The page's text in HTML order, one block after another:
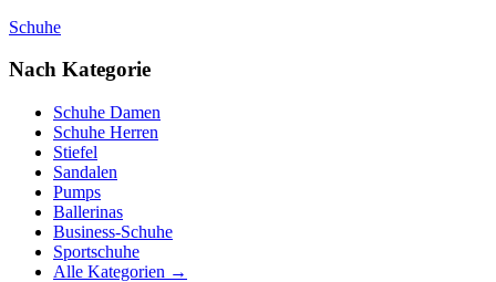
Schuhe
Nach Kategorie
Schuhe Damen
Schuhe Herren
Stiefel
Sandalen
Pumps
Ballerinas
Business-Schuhe
Sportschuhe
Alle Kategorien →